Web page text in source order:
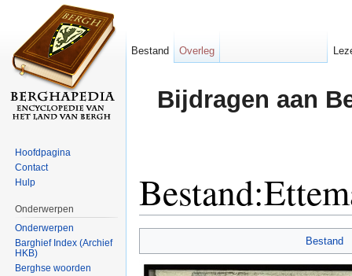
Bijdragen aan
Bestand
Bestand Overleg
Hoofdpagina
Contact
Hulp
Onderwerpen
Onderwerpen
Barghief Index (Archief
HKB)
Berghse woorden